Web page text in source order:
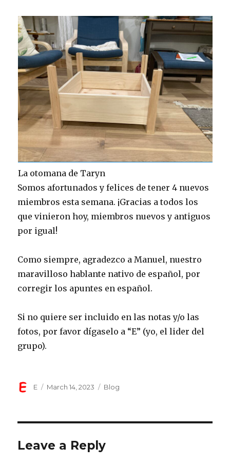
La otomana de Taryn
Somos afortunados y felices de tener 4 nuevos
miembros esta semana. ¡Gracias a todos los
que vinieron hoy, miembros nuevos y antiguos
por igual!
Como siempre, agradezco a Manuel, nuestro
maravilloso hablante nativo de español, por
corregir los apuntes en español.
Si no quiere ser incluido en las notas y/o las
fotos, por favor dígaselo a “E” (yo, el lider del
grupo).
Author
E
Posted
March 14, 2023 Categories
Blog
Leave a Reply